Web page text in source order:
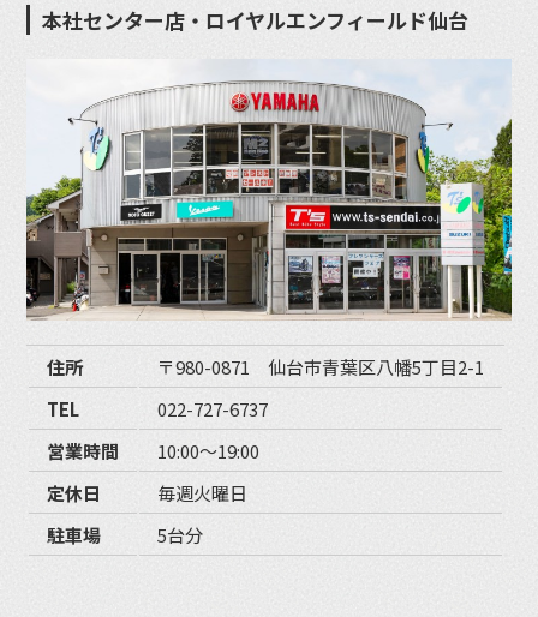
本社センター店・ロイヤルエンフィールド仙台
住所
〒980-0871 仙台市青葉区八幡5丁目2-1
TEL
022-727-6737
営業時間
10:00〜19:00
定休日
毎週火曜日
駐車場
5台分